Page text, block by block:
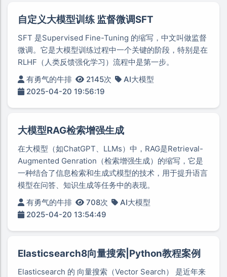
自定义大模型训练 监督微调SFT
SFT 是Supervised Fine-Tuning 的缩写，中文叫做监督
微调。它是大模型训练过程中一个关键的阶段，特别是在
RLHF（人类反馈强化学习）流程中是第一步。
有勇气的牛排
2145次
AI大模型
2025-04-20 19:56:19
大模型RAG检索增强生成
在大模型（如ChatGPT、LLMs）中，RAG是Retrieval-
Augmented Genration（检索增强生成）的缩写，它是
一种结合了信息检索和生成式模型的技术，用于提升语言
模型在问答、知识生成等任务中的表现。
有勇气的牛排
708次
AI大模型
2025-04-20 13:54:49
Elasticsearch8向量搜索|Python教程案例
Elasticsearch 的 向量搜索（Vector Search） 是近年来